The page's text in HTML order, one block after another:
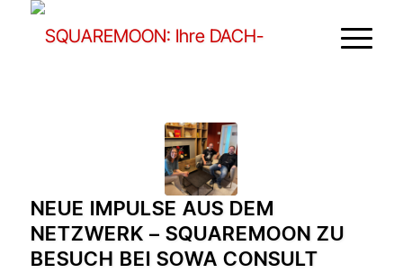
NEUE IMPULSE AUS DEM
NETZWERK – SQUAREMOON ZU
BESUCH BEI SOWA CONSULT